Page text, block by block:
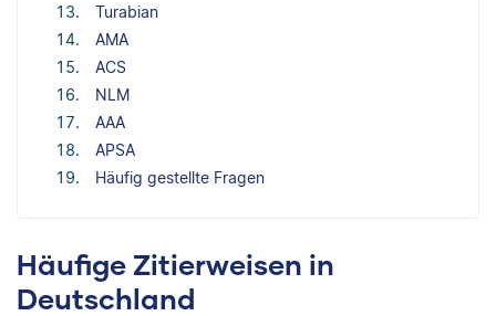
Turabian
AMA
ACS
NLM
AAA
APSA
Häufig gestellte Fragen
Häufige Zitierweisen in
Deutschland